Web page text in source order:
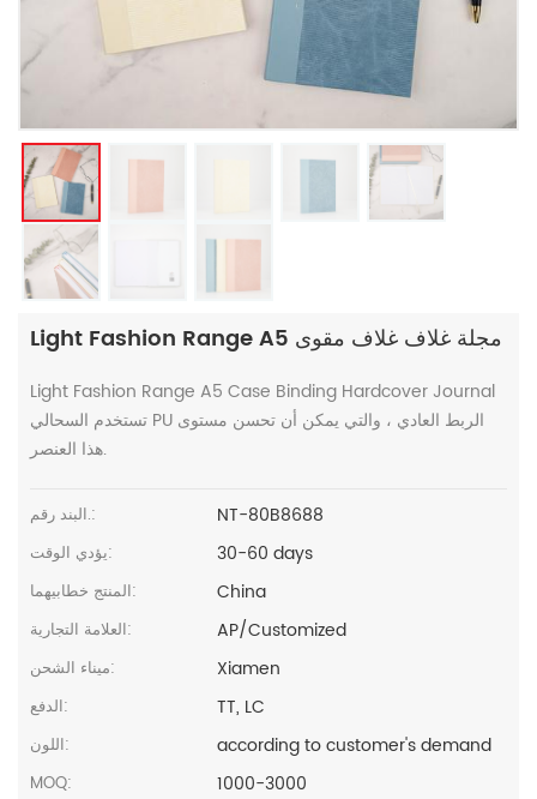
Light Fashion Range A5 مجلة غلاف غلاف مقوى
Light Fashion Range A5 Case Binding Hardcover Journal
تستخدم السحالي PU الربط العادي ، والتي يمكن أن تحسن مستوى
هذا العنصر.
البند رقم.: NT-80B8688
يؤدي الوقت: 30-60 days
المنتج خطابيهما: China
العلامة التجارية: AP/Customized
ميناء الشحن: Xiamen
الدفع: TT, LC
اللون: according to customer's demand
MOQ: 1000-3000